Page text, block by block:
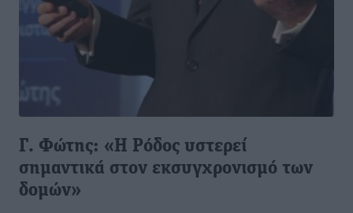
Γ. Φώτης: «Η Ρόδος υστερεί
σημαντικά στον εκσυγχρονισμό των
δομών»